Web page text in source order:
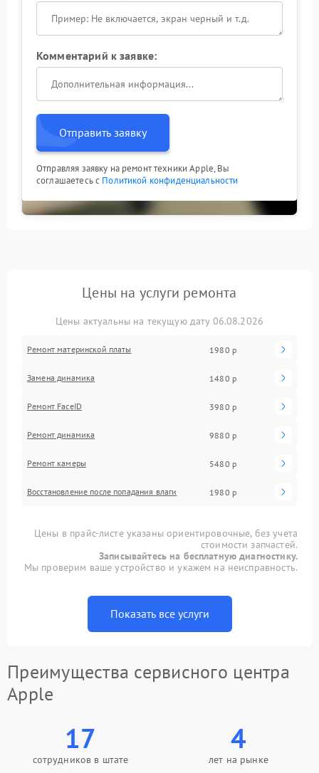
Комментарий к заявке:
Отправить заявку
Отправляя заявку на ремонт техники Apple, Вы
соглашаетесь с Политикой конфиденциальности
Цены на услуги ремонта
Цены актуальны на текущую дату 06.08.2026
Ремонт материнской платы 1980 р
Замена динамика 1480 р
Ремонт FaceID 3980 р
Ремонт динамика 9880 р
Ремонт камеры 5480 р
Восстановление после попадания влаги 1980 р
Цены в прайс-листе указаны ориентировочные, без учета
стоимости запчастей.
Записывайтесь на бесплатную диагностику.
Мы проверим ваше устройство и укажем на неисправность.
Показать все услуги
Преимущества сервисного центра
Apple
17
сотрудников в штате
4
лет на рынке